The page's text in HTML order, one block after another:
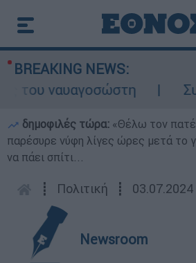
BREAKING NEWS:
ναυαγοσώστη
δημοφιλές τώρα: «Θέλω τον
παρέσυρε νύφη λίγες ώρες μετά το
να πάει σπίτι...
┋ Πολιτική ┋ 03.07.2024
Newsroom